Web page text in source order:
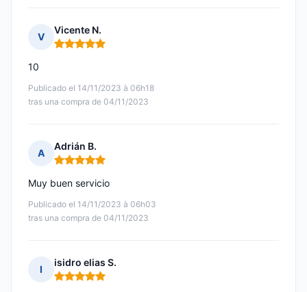
V
Vicente N.
Nota: 5 de 5
Publicado el 14/11/2023 à 06h18
tras una compra de 04/11/2023
10
A
Adrián B.
Nota: 5 de 5
Publicado el 14/11/2023 à 06h03
tras una compra de 04/11/2023
Muy buen servicio
I
isidro elias S.
Nota: 5 de 5